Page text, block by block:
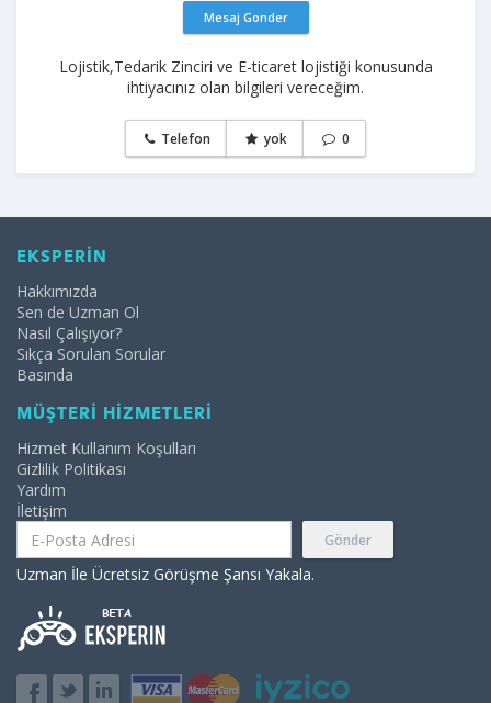
Mesaj Gonder
Lojistik,Tedarik Zinciri ve E-ticaret lojistiği konusunda
ihtiyacınız olan bilgileri vereceğim.
Telefon yok 0
EKSPERİN
Hakkımızda
Sen de Uzman Ol
Nasıl Çalışıyor?
Sıkça Sorulan Sorular
Basında
MÜŞTERİ HİZMETLERİ
Hizmet Kullanım Koşulları
Gizlilik Politikası
Yardım
İletişim
Gönder
Uzman İle Ücretsiz Görüşme Şansı Yakala.